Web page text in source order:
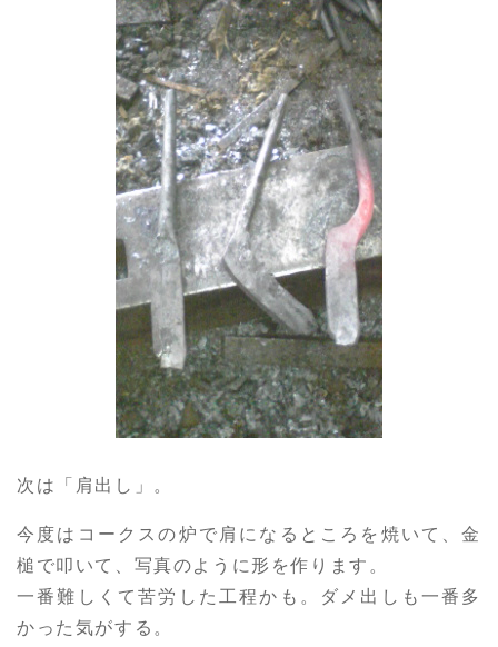
次は「肩出し」。
今度はコークスの炉で肩になるところを焼いて、金
槌で叩いて、写真のように形を作ります。
一番難しくて苦労した工程かも。ダメ出しも一番多
かった気がする。